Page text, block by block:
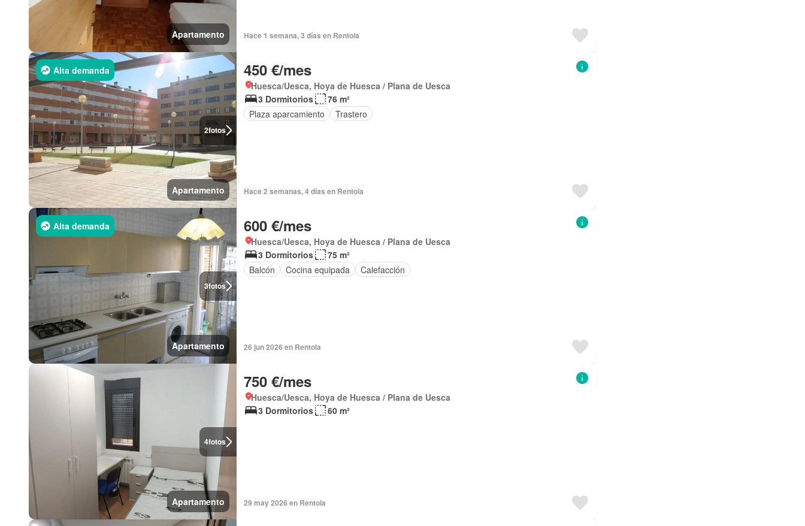
Apartamento Hace 1 semana, 3 días en Rentola
2fotos
Alta demanda
Apartamento
450 €/mes
Huesca/Uesca, Hoya de Huesca / Plana de Uesca
3 Dormitorios
76 m²
Plaza aparcamiento
Trastero
Hace 2 semanas, 4 días en Rentola
3fotos
Alta demanda
Apartamento
600 €/mes
Huesca/Uesca, Hoya de Huesca / Plana de Uesca
3 Dormitorios
75 m²
Balcón
Cocina equipada Calefacción
26 jun 2026 en Rentola
4fotos
Apartamento
750 €/mes
Huesca/Uesca, Hoya de Huesca / Plana de Uesca
3 Dormitorios
60 m²
29 may 2026 en Rentola